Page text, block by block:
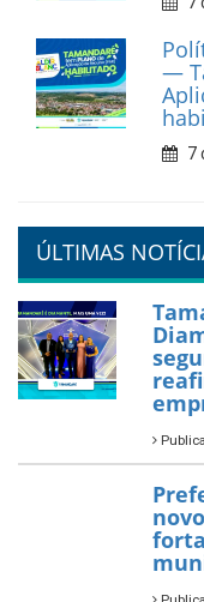
7
7
—
7